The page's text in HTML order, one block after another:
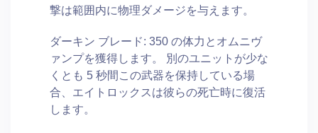
撃は範囲内に物理ダメージを与えます。
ダーキン ブレード: 350 の体力とオムニヴ
ァンプを獲得します。 別のユニットが少な
くとも 5 秒間この武器を保持している場
合、エイトロックスは彼らの死亡時に復活
します。